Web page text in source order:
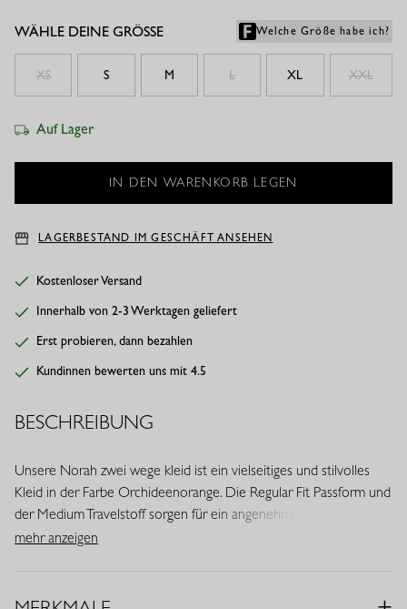
WÄHLE DEINE GRÖSSE Welche Größe habe ich?
XS S M L XL XXL
Auf Lager
LAGERBESTAND IM GESCHÄFT ANSEHEN
Kostenloser Versand
Innerhalb von 2-3 Werktagen geliefert
Erst probieren, dann bezahlen
Kundinnen bewerten uns mit 4.5
BESCHREIBUNG
Unsere Norah zwei wege kleid ist ein vielseitiges und stilvolles
Kleid in der Farbe Orchideenorange. Die Regular Fit Passform und
der Medium Travelstoff sorgen für ein angenehmes Tragegefühl,
während ein ärmelloses Design und besondere Details dem Look
• Farbe: Orchideenorange
mehr anzeigen